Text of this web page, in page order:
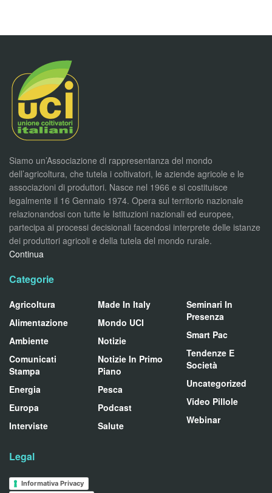
Siamo un’Associazione di rappresentanza del mondo
dell’agricoltura, che tutela i coltivatori, le aziende agricole e le
associazioni di produttori. Nasce nel 1966 e si costituisce
legalmente il 16 Gennaio 1974. Opera sul territorio nazionale
relazionandosi con tutte le Istituzioni nazionali ed europee,
partecipa ai processi decisionali facendosi interprete delle istanze
dei produttori agricoli e della tutela del mondo rurale.
Continua
Categorie
Agricoltura
Alimentazione
Ambiente
Comunicati
Stampa
Energia
Europa
Interviste
Made In Italy
Mondo UCI
Notizie
Notizie In Primo
Piano
Pesca
Podcast
Salute
Seminari In
Presenza
Smart Pac
Tendenze E
Società
Uncategorized
Video Pillole
Webinar
Legal
Informativa Privacy